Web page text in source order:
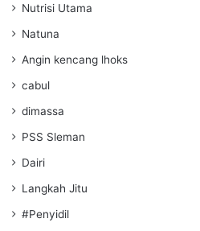
Nutrisi Utama
Natuna
Angin kencang lhoks
cabul
dimassa
PSS Sleman
Dairi
Langkah Jitu
#Penyidil